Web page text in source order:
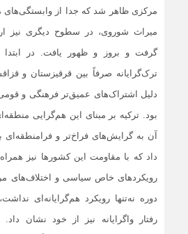
مرکزی ظاهر شد که جدا از وابستگی‌های
میراث شوروی، در سطوح دیگری نیز
گرفت و بروز و ظهور یافت. در ابتدا
ترک‌گرایانه صرفاً بین قرقیزستان و
دلیل اشتراک‌های عمیق‌تر فرهنگی و
بود. ترکیه بر مبنای این هم‌گرایی
آن به گرایش‌های فراخ‌تر و
داد که با مقاومت این کشورها نیز
رویکردهای خاص سیاسی و اختلاف‌های
دوره نه‌تنها رویکرد هم‌گرایانه‌ای
رفتار واگرایانه نیز از خود نشان